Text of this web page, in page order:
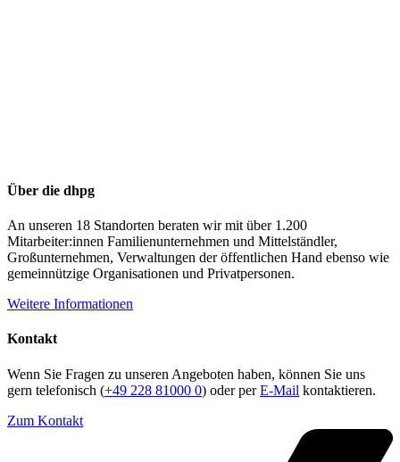
Über die dhpg
An unseren 18 Standorten beraten wir mit über 1.200
Mitarbeiter:innen Familienunternehmen und Mittelständler,
Großunternehmen, Verwaltungen der öffentlichen Hand ebenso wie
gemeinnützige Organisationen und Privatpersonen.
Weitere Informationen
Kontakt
Wenn Sie Fragen zu unseren Angeboten haben, können Sie uns
gern telefonisch (+49 228 81000 0) oder perE-Mail kontaktieren.
Zum Kontakt